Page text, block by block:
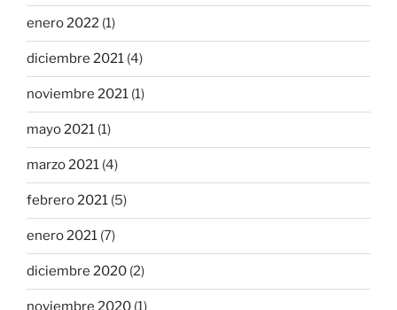
enero 2022 (1)
diciembre 2021 (4)
noviembre 2021 (1)
mayo 2021 (1)
marzo 2021 (4)
febrero 2021 (5)
enero 2021 (7)
diciembre 2020 (2)
noviembre 2020 (1)